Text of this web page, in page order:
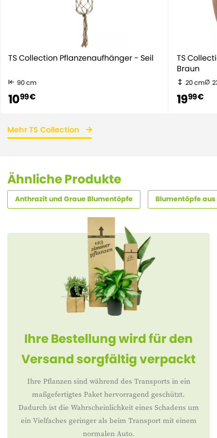
TS Collection Pflanzenaufhänger - Seil
90 cm
1099 €
TS
Braun
20 cm
1999 €
Mehr TS Collection
Ähnliche Produkte
Anthrazit und Graue Blumentöpfe Blumentöpfe
Ihre Bestellung wird für den
Versand sorgfältig verpackt
Ihre Pflanzen sind während des Transports in ein
maßgefertigtes Paket hervorragend geschützt.
Dadurch ist die Wahrscheinlichkeit eines Schadens um
ein Vielfaches geringer als beim Transport mit einem
normalen Auto.